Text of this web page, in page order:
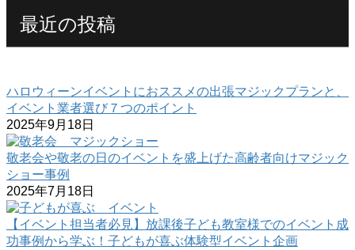
最近の投稿
ハロウィーンイベントにおススメの出張マジックプランと、
イベント業者選び７つのポイント
2025年9月18日
敬老会や敬老の日のイベントを盛上げた高齢者向けマジック
ショー事例
2025年7月18日
【イベント担当者必見】放課後子ども教室様でのイベント成
功事例から学ぶ！子どもが喜ぶ体験型イベント企画